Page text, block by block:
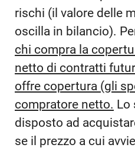
rischi (il valore delle
oscilla in bilancio).
chi compra la
netto di contratti
offre copertura (gli
compratore netto. Lo
disposto ad
se il prezzo a cui